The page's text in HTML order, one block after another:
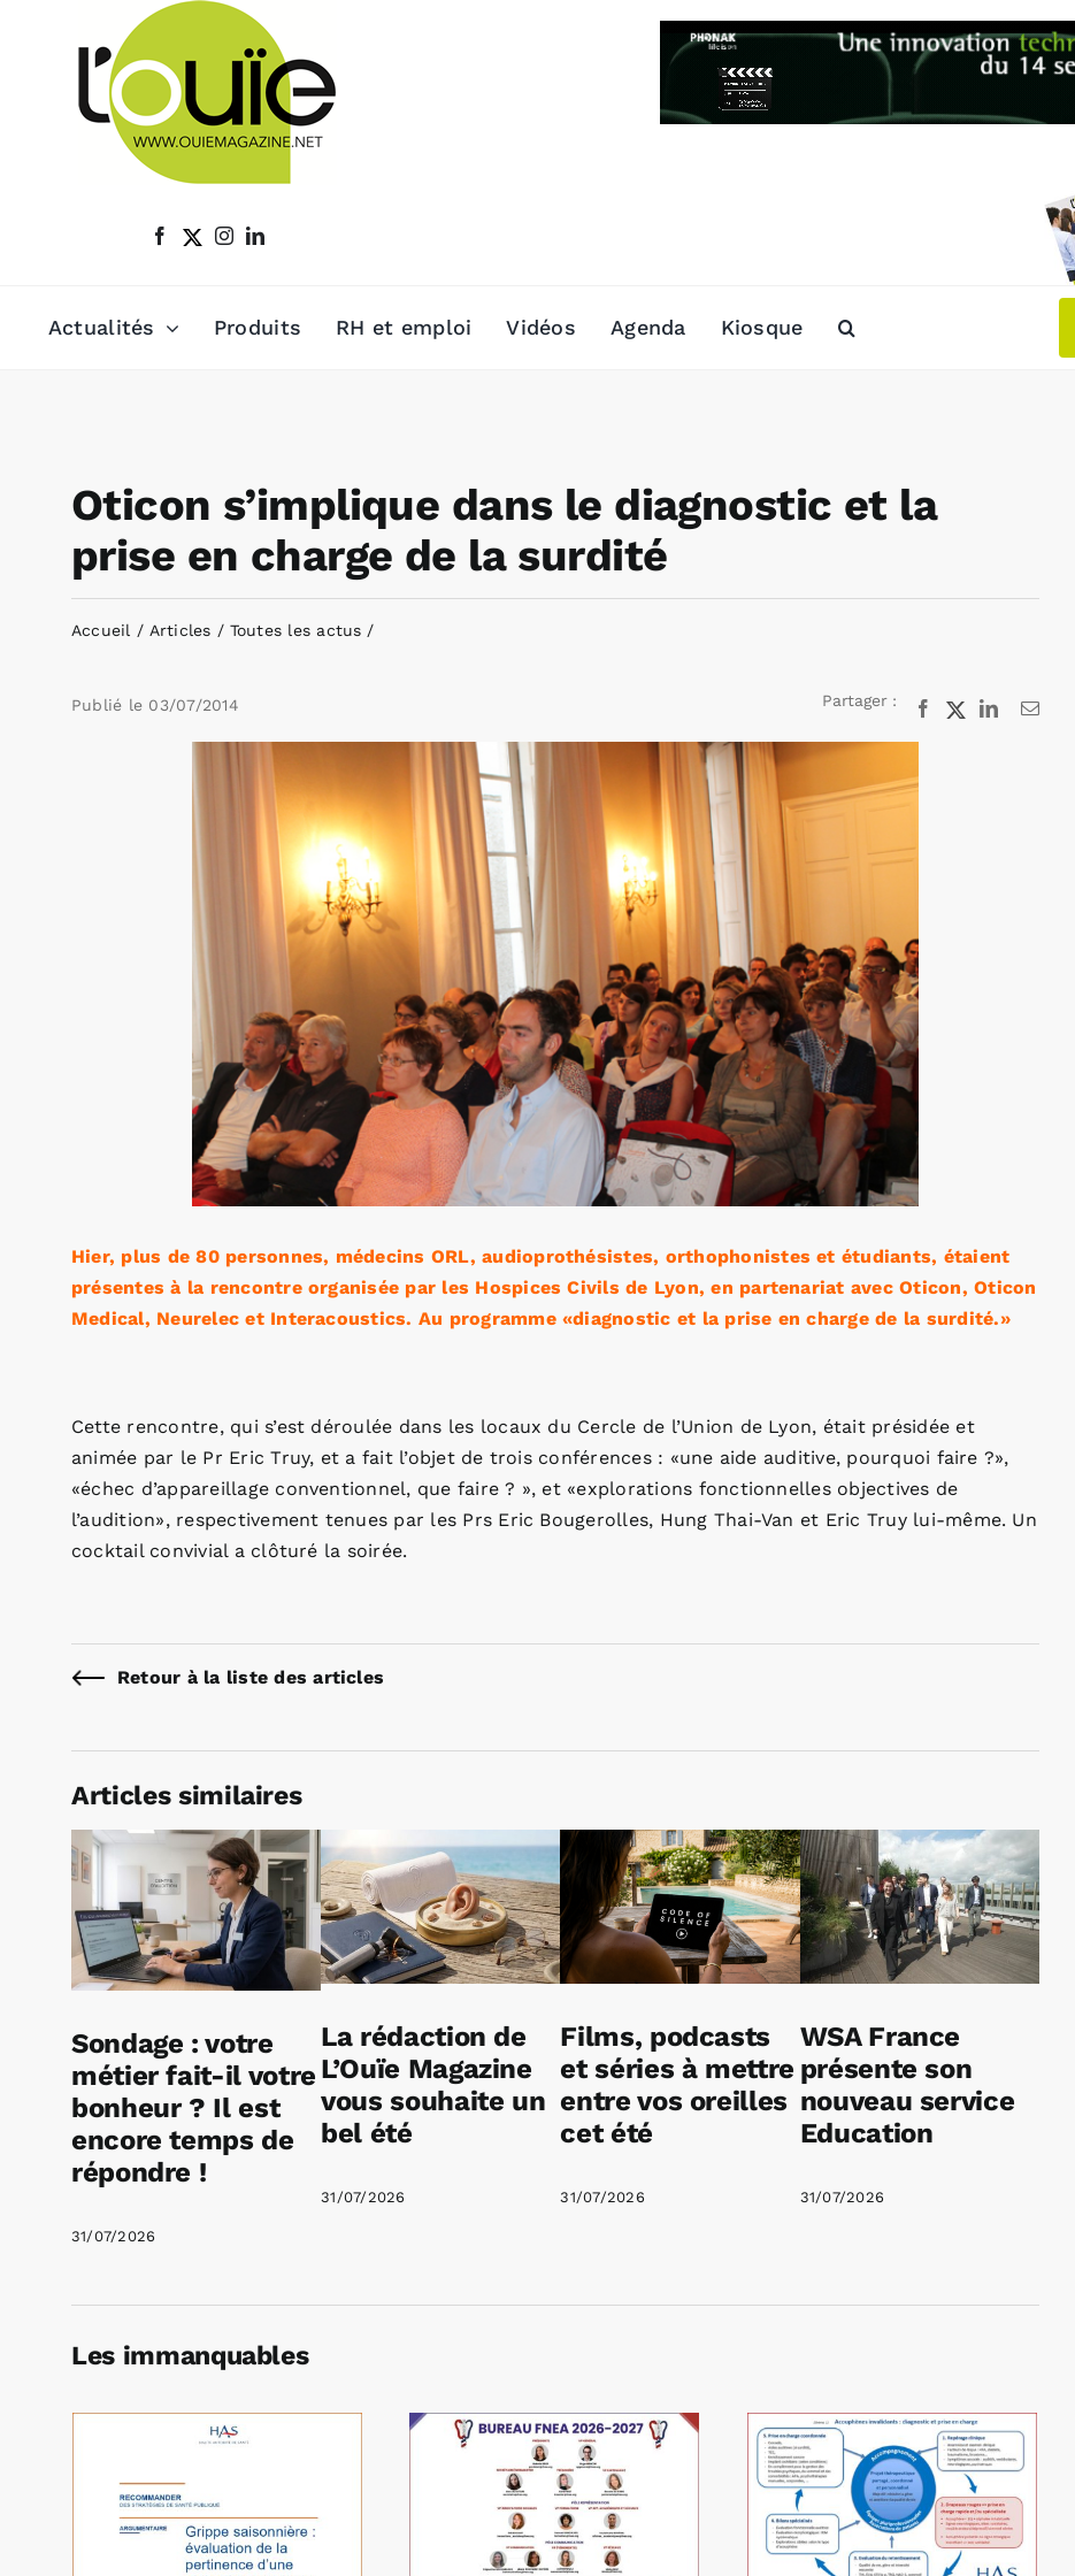
Actualités Produits RH et emploi Vidéos Agenda Kiosque
Oticon s’implique dans le diagnostic et la
prise en charge de la surdité
Accueil Articles Toutes les actus
Publié le 03/07/2014 Partager : Facebook
X LinkedInEmail
Hier, plus de 80 personnes, médecins ORL, audioprothésistes, orthophonistes et étudiants, étaient
présentes à la rencontre organisée par les Hospices Civils de Lyon, en partenariat avec Oticon, Oticon
Medical, Neurelec et Interacoustics. Au programme «diagnostic et la prise en charge de la surdité.»
Cette rencontre, qui s’est déroulée dans les locaux du Cercle de l’Union de Lyon, était présidée et
animée par le Pr Eric Truy, et a fait l’objet de trois conférences : «une aide auditive, pourquoi faire ?»,
«échec d’appareillage conventionnel, que faire ? », et «explorations fonctionnelles objectives de
l’audition», respectivement tenues par les Prs Eric Bougerolles, Hung Thai-Van et Eric Truy lui-même. Un
cocktail convivial a clôturé la soirée.
Retour à la liste des articles
Articles similaires
Sondage : votre
métier fait-il votre
bonheur ? Il est
encore temps de
répondre !
31/07/2026
La rédaction de
L’Ouïe Magazine
vous souhaite un
bel été
31/07/2026
Films, podcasts
et séries à mettre
entre vos oreilles
cet été
31/07/2026
WSA France
présente son
nouveau service
Education
31/07/2026
Les immanquables